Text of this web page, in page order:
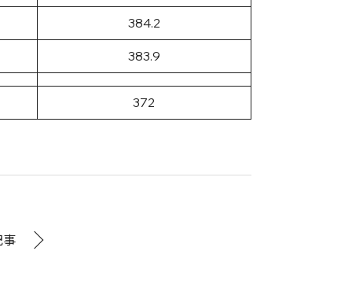
384.2
383.9
372
事